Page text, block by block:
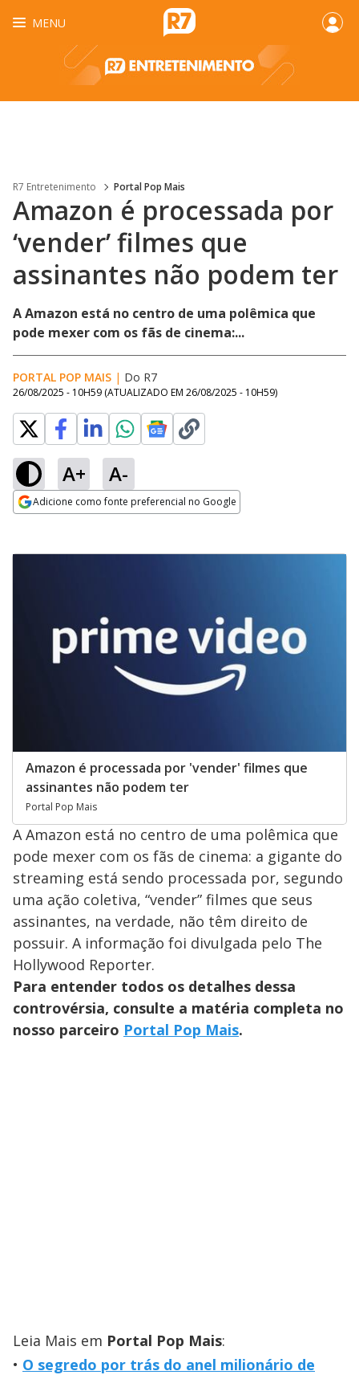
MENU
R7 Entretenimento Portal Pop Mais
Amazon é processada por
‘vender’ filmes que
assinantes não podem ter
A Amazon está no centro de uma polêmica que
pode mexer com os fãs de cinema:...
PORTAL POP MAIS | Do R7
26/08/2025 - 10H59 (ATUALIZADO EM 26/08/2025 - 10H59)
A+ A-
Adicione como fonte preferencial no Google
Amazon é processada por 'vender' filmes que
assinantes não podem ter
Portal Pop Mais
A Amazon está no centro de uma polêmica que
pode mexer com os fãs de cinema: a gigante do
streaming está sendo processada por, segundo
uma ação coletiva, “vender” filmes que seus
assinantes, na verdade, não têm direito de
possuir. A informação foi divulgada pelo The
Hollywood Reporter.
Para entender todos os detalhes dessa
controvérsia, consulte a matéria completa no
nosso parceiro Portal Pop Mais.
Leia Mais em Portal Pop Mais:
O segredo por trás do anel milionário de